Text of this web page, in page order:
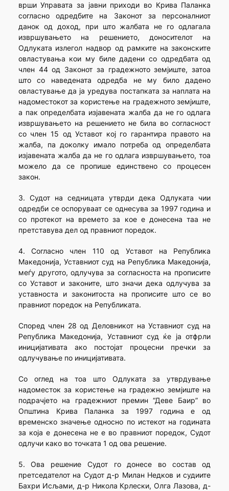
врши Управата за јавни приходи во Крива Паланка
согласно одредбите на Законот за персоналниот
данок од доход, при што жалбата не го одлагала
извршувањето на решението, доносителот на
Одлуката излегол надвор од рамките на законските
овластувања кои му биле дадени со одредбата од
член 44 од Законот за градежното земјиште, затоа
што со наведената одредба не му било дадено
овластување да ја уредува постапката за наплата на
надоместокот за користење на градежното земјиште,
а пак определбата изјавената жалба да не го одлага
извршувањето на решението не била во согласност
со член 15 од Уставот кој го гарантира правото на
жалба, па доколку имало потреба од определбата
изјавената жалба да не го одлага извршувањето, тоа
можело да се пропише единствено со процесен
закон.
3. Судот на седницата утврди дека Одлуката чии
одредби се оспоруваат се однесува за 1997 година и
со протекот на времето за кое е донесена таа не
претставува дел од правниот поредок.
4. Согласно член 110 од Уставот на Република
Македонија, Уставниот суд на Република Македонија,
меѓу другото, одлучува за согласноста на прописите
со Уставот и законите, што значи дека одлучува за
уставноста и законитоста на прописите што се во
правниот поредок на Републиката.
Според член 28 од Деловникот на Уставниот суд на
Република Македонија, Уставниот суд ќе ја отфрли
иницијативата ако постојат процесни пречки за
одлучување по иницијативата.
Со оглед на тоа што Одлуката за утврдување
надоместок за користење на градежно земјиште на
подрачјето на градежниот премин “Деве Баир” во
Општина Крива Паланка за 1997 година е од
временско значење односно по истекот на годината
за која е донесена не е во правниот поредок, Судот
одлучи како во точката 1 од ова решение.
5. Ова решение Судот го донесе во состав од
претседателот на Судот д-р Милан Недков и судиите
Бахри Исљами, д-р Никола Крлески, Олга Лазова, д-